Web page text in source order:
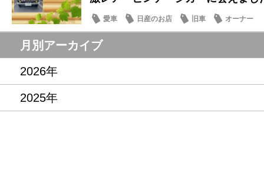
愛車 日産のお店 旧車 オーナー
月別アーカイブ
2026年
2025年